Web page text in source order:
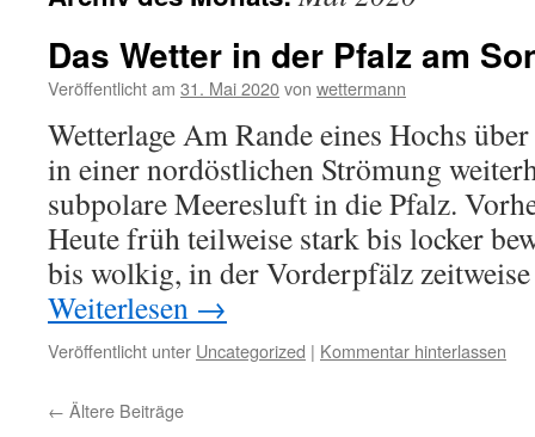
Das Wetter in der Pfalz am
Veröffentlicht am 31. Mai 2020von wettermann
Wetterlage Am Rande eines Hochs
in einer nordöstlichen Strömung
subpolare Meeresluft in die Pfalz.
Heute früh teilweise stark bis locker
bis wolkig, in der Vorderpfälz
Weiterlesen →
Veröffentlicht unter Uncategorized | Kommentar hinterlassen
← Ältere Beiträge